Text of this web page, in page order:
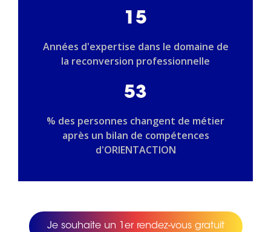
15
Années d'expertise dans le domaine de
la reconversion professionnelle
53
% des personnes changent de métier
après un bilan de compétences
d'ORIENTACTION
Je souhaite un 1er rendez-vous gratuit